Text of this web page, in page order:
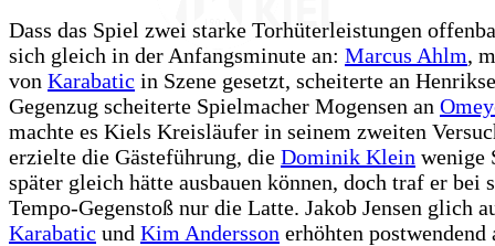
Dass das Spiel zwei starke Torhüterleistungen
sich gleich in der Anfangsminute an: Marcus Ahlm,
von Karabatic in Szene gesetzt, scheiterte an
Gegenzug scheiterte Spielmacher Mogensen an
machte es Kiels Kreisläufer in seinem zweiten
erzielte die Gästeführung, die Dominik Klein wenige
später gleich hätte ausbauen können, doch traf er bei
Tempo-Gegenstoß nur die Latte. Jakob Jensen glich
Karabatic und Kim Andersson erhöhten postwendend